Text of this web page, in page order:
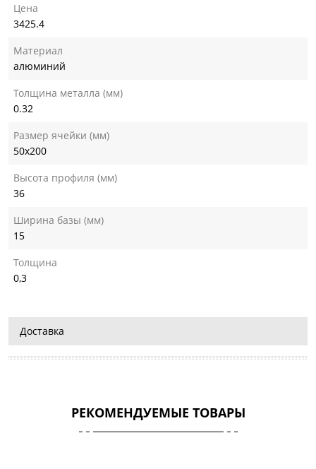
Цена
3425.4
Материал
алюминий
Толщина металла (мм)
0.32
Размер ячейки (мм)
50х200
Высота профиля (мм)
36
Ширина базы (мм)
15
Толщина
0,3
Доставка
РЕКОМЕНДУЕМЫЕ ТОВАРЫ